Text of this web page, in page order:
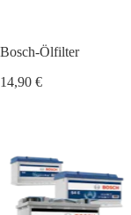
Bosch-Ölfilter
14,90 €